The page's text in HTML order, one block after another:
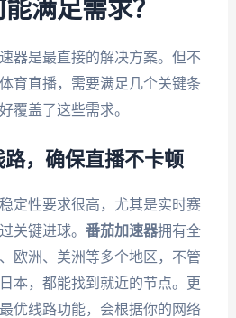
满足需求？
器是最直接的解决方案。但不
育直播，需要满足几个关键条
覆盖了这些需求。
，确保直播不卡顿
定性要求很高，尤其是实时赛
关键进球。 番茄加速器拥有全
欧洲、美洲等多个地区，不管
本，都能找到就近的节点。更
优线路功能，会根据你的网络